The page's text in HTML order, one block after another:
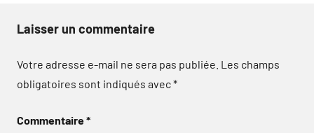
Laisser un commentaire
Votre adresse e-mail ne sera pas publiée. Les champs
obligatoires sont indiqués avec*
Commentaire*